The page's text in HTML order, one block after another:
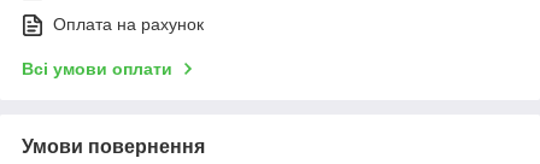
Оплата на рахунок
Всі умови оплати
Умови повернення